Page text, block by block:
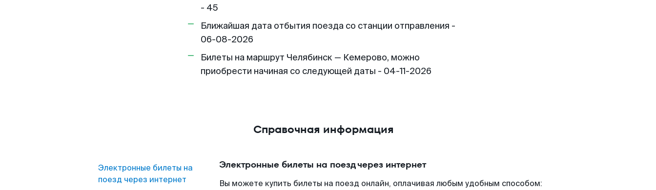
- 45
Ближайшая дата отбытия поезда со станции отправления -
06-08-2026
Билеты на маршрут Челябинск — Кемерово, можно
приобрести начиная со следующей даты - 04-11-2026
Справочная информация
Электронные билеты на
поезд через интернет
Электронные билеты на поезд через интернет
Вы можете купить билеты на поезд онлайн, оплачивая любым удобным способом: